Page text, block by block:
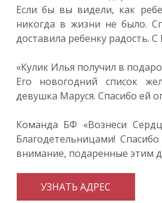
Если бы вы видели, как
никогда в жизни не было.
доставила ребенку радость.
«Кулик Илья получил в
Его новогодний список
девушка Маруся. Спасибо ей
Команда БФ «Вознеси
Благодетельницами!
внимание, подаренные этим
УЗНАТЬ АДРЕС